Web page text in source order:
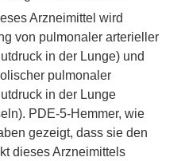
Arzneimittel wird
von pulmonaler arterieller
in der Lunge) und
pulmonaler
in der Lunge
PDE-5-Hemmer, wie
gezeigt, dass sie den
dieses Arzneimittels